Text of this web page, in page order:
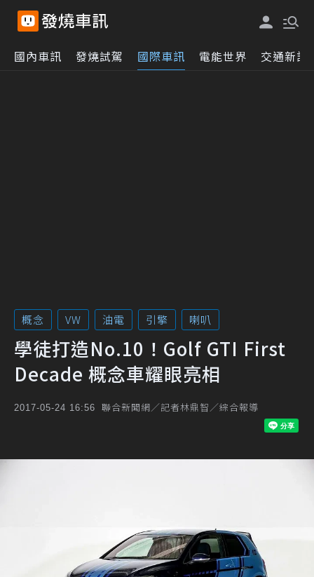
國內車訊 發燒試駕 國際車訊 電能世界 交通新訊
概念 VW 油電 引擎 喇叭
學徒打造No.10！Golf GTI First
Decade 概念車耀眼亮相
2017-05-24 16:56 聯合新聞網／記者林鼎智／綜合報導